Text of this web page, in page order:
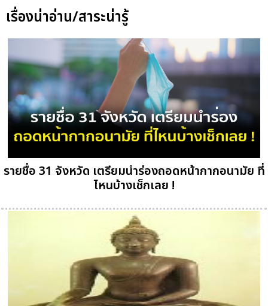
เรื่องน่าอ่าน/สาระน่ารู้
รายชื่อ 31 จังหวัด เตรียมนำร่องถอดหน้ากากอนามัย ที่
ไหนบ้างเช็กเลย !